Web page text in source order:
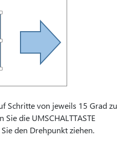
Schritte von jeweils 15 Grad zu
Sie die UMSCHALTTASTE
den Drehpunkt ziehen.